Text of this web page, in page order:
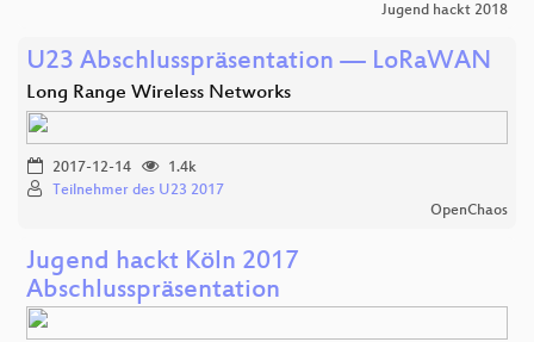
Jugend hackt 2018
U23 Abschlusspräsentation — LoRaWAN
Long Range Wireless Networks
2017-12-14
1.4k
Teilnehmer des U23 2017
OpenChaos
Jugend hackt Köln 2017
Abschlusspräsentation